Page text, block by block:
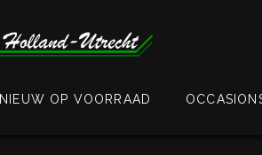
NIEUW OP VOORRAAD